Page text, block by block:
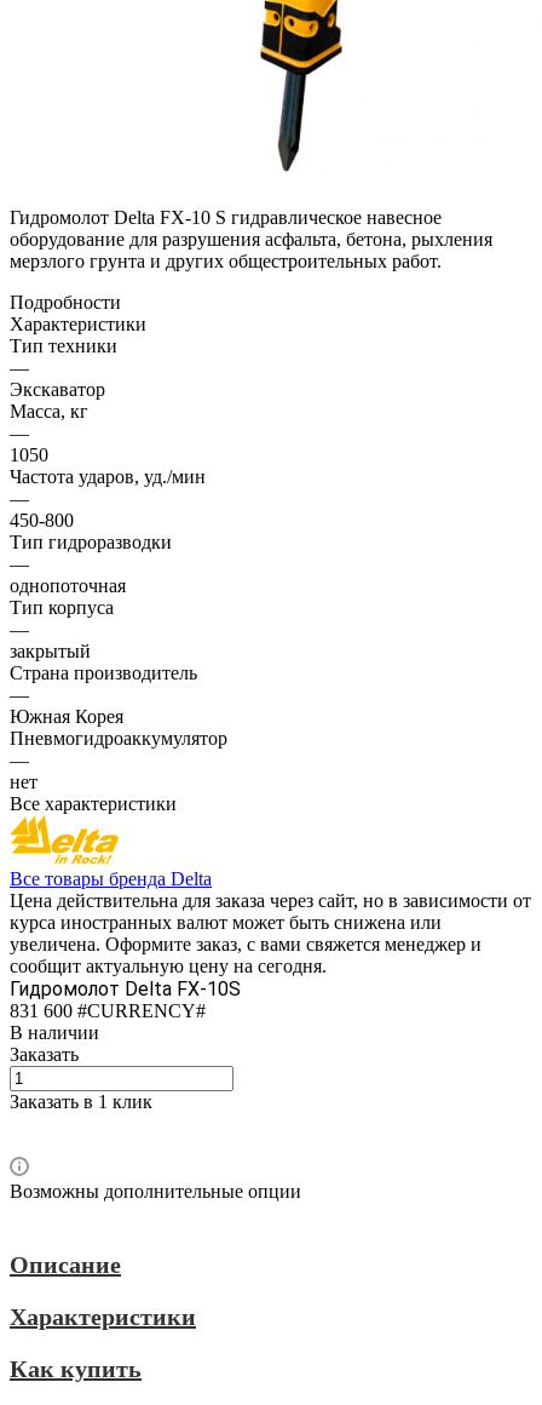
Гидромолот Delta FX-10 S гидравлическое навесное
оборудование для разрушения асфальта, бетона, рыхления
мерзлого грунта и других общестроительных работ.
Подробности
Характеристики
Тип техники
—
Экскаватор
Масса, кг
—
1050
Частота ударов, уд./мин
—
450-800
Тип гидроразводки
—
однопоточная
Тип корпуса
—
закрытый
Страна производитель
—
Южная Корея
Пневмогидроаккумулятор
—
нет
Все характеристики
Все товары бренда Delta
Цена действительна для заказа через сайт, но в зависимости от
курса иностранных валют может быть снижена или
увеличена. Оформите заказ, с вами свяжется менеджер и
сообщит актуальную цену на сегодня.
Гидромолот Delta FX-10S
831 600 #CURRENCY#
В наличии
Заказать
Заказать в 1 клик
Возможны дополнительные опции
Описание
Характеристики
Как купить